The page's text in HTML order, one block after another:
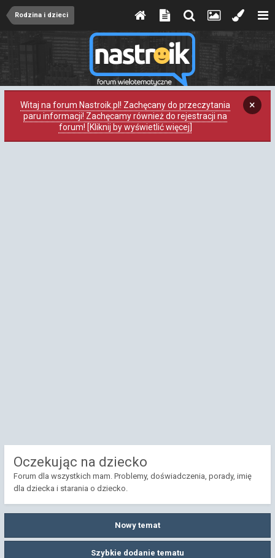
Rodzina i dzieci
Witaj na forum Nastroik.pl! Zachęcany do przeczytania
paru informacji! Zachęcamy również do rejestracji na
forum! [Kliknij by wyświetlić więcej]
×
Oczekując na dziecko
Forum dla wszystkich mam. Problemy, doświadczenia, porady, imię
dla dziecka i starania o dziecko.
Nowy temat
Szybkie dodanie tematu